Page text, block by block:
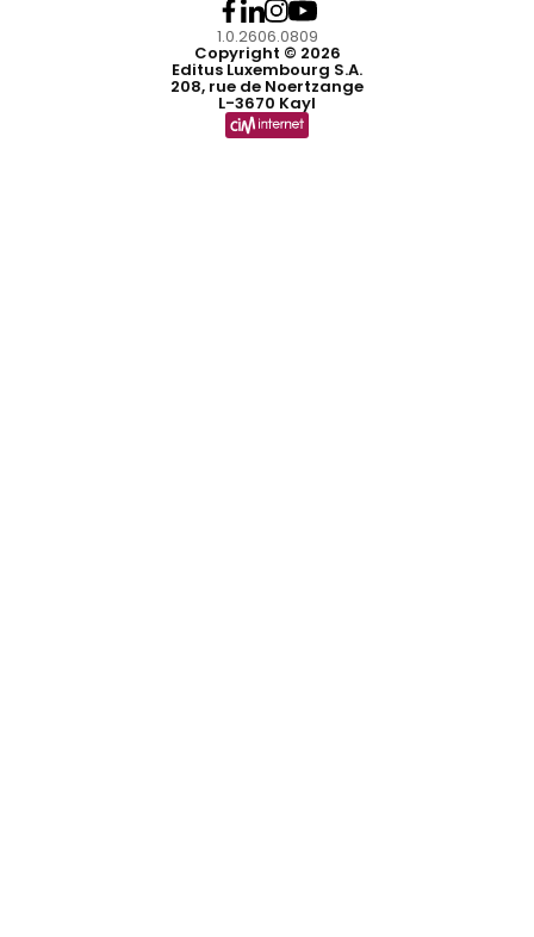
1.0.2606.0809
Copyright © 2026
Editus Luxembourg S.A.
208, rue de Noertzange
L-3670 Kayl